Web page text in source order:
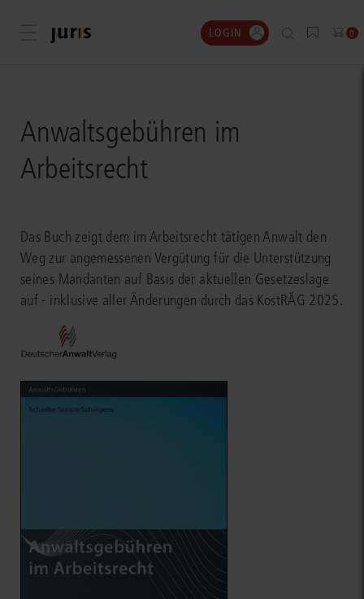
Menü öffnen LOGIN 0
Anwaltsgebühren im
Arbeitsrecht
Das Buch zeigt dem im Arbeitsrecht tätigen Anwalt den
Weg zur angemessenen Vergütung für die Unterstützung
seines Mandanten auf Basis der aktuellen Gesetzeslage
auf - inklusive aller Änderungen durch das KostRÄG 2025.